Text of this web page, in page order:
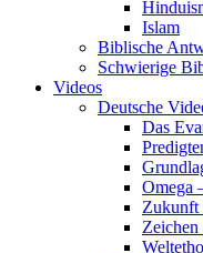
Islam
Biblische
Schwierige
Videos
Deutsche
Das
Omega
Zukunft